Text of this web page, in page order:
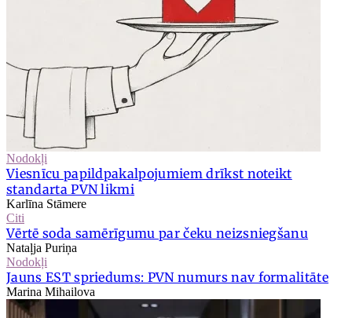
Nodokļi
Viesnīcu papildpakalpojumiem drīkst noteikt
standarta PVN likmi
Karlīna Stāmere
Citi
Vērtē soda samērīgumu par čeku neizsniegšanu
Nataļja Puriņa
Nodokļi
Jauns EST spriedums: PVN numurs nav formalitāte
Marina Mihailova